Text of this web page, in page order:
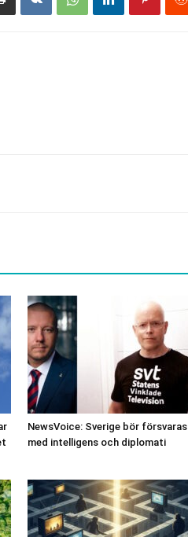
NewsVoice: Sverige bör försvaras
med intelligens och diplomati